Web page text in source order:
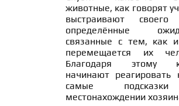
животные, как говорят
выстраивают своего
определённые
связанные с тем, как
перемещается их
Благодаря этому
начинают реагировать
самые
местонахождении